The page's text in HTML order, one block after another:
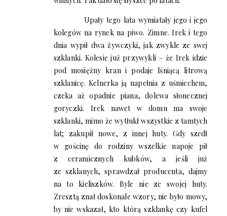
Upały tego lata wymiatały jego i jego
kolegów na rynek na piwo. Zimne. Irek i tego
dnia wypił dwa żywczyki, jak zwykle ze swej
szklanki. Kolesie już przywykli – że Irek idzie
pod mosiężny kran i podaje lśniącą litrową
szklanicę. Kelnerka ją napełnia z uśmiechem,
czeka aż opadnie piana, dolewa słonecznej
goryczki. Irek nawet w domu ma swoje
szklanki, mimo że wytłukł wszystkie z tamtych
lat; zakupił nowe, z innej huty. Gdy szedł
w gościnę do rodziny wszelkie napoje pił
z ceramicznych kubków, a jeśli już
ze szklanych, sprawdzał producenta, dajmy
na to kieliszków. Byle nie ze swojej huty.
Zresztą znał doskonale wzory, nie było mowy,
by nie wskazał, kto którą szklankę czy kufel